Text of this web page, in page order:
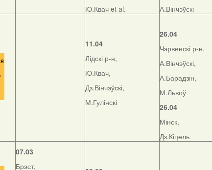
Ю.Квач et al.
А.Вінчэўскі
11.04
Лідскі р-н,
Ю.Квач,
Дз.Вінчэўскі,
М.Гулінскі
26.04
Чэрвенскі р-н,
А.Вінчэўскі,
А.Барадзін,
М.Львоў
26.04
Мінск,
Дз.Кіцель
07.03
Брэст,